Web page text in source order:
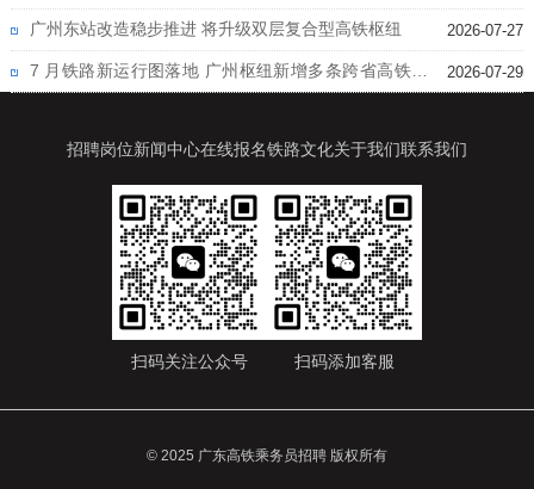
广州东站改造稳步推进 将升级双层复合型高铁枢纽 2026-07-27
7 月铁路新运行图落地 广州枢纽新增多条跨省高铁线 2026-07-29
招聘岗位新闻中心在线报名铁路文化关于我们联系我们
扫码关注公众号 扫码添加客服
© 2025 广东高铁乘务员招聘 版权所有